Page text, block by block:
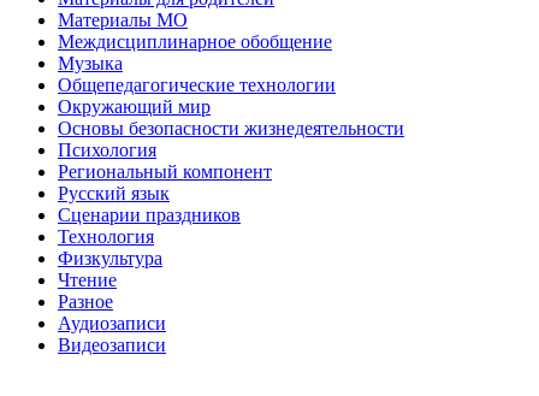
Материалы МО
Междисциплинарное обобщение
Музыка
Общепедагогические технологии
Окружающий мир
Основы безопасности жизнедеятельности
Психология
Региональный компонент
Русский язык
Сценарии праздников
Технология
Физкультура
Чтение
Разное
Аудиозаписи
Видеозаписи